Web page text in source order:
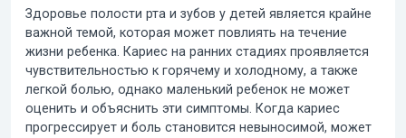
Здоровье полости рта и зубов у детей является крайне
важной темой, которая может повлиять на течение
жизни ребенка. Кариес на ранних стадиях проявляется
чувствительностью к горячему и холодному, а также
легкой болью, однако маленький ребенок не может
оценить и объяснить эти симптомы. Когда кариес
прогрессирует и боль становится невыносимой, может